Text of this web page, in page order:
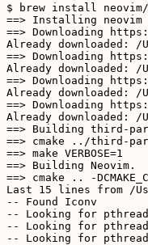
$ brew install neovim/
==> Installing neovim
==> Downloading
Already downloaded: /
==> Downloading
Already downloaded: /
==> Downloading
Already downloaded:
==> Downloading
Already downloaded: /
==> Building third-
==> cmake ../third-party -
==> make VERBOSE=1
==> Building Neovim.
==> cmake .. -
Last 15 lines from /
-- Found Iconv
-- Looking for
-- Looking for
-- Looking for